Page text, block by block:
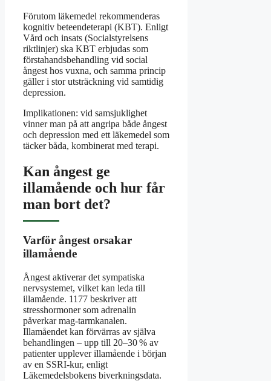
Förutom läkemedel rekommenderas
kognitiv beteendeterapi (KBT). Enligt
Vård och insats (Socialstyrelsens
riktlinjer) ska KBT erbjudas som
förstahandsbehandling vid social
ångest hos vuxna, och samma princip
gäller i stor utsträckning vid samtidig
depression.
Implikationen: vid samsjuklighet
vinner man på att angripa både ångest
och depression med ett läkemedel som
täcker båda, kombinerat med terapi.
Kan ångest ge
illamående och hur får
man bort det?
Varför ångest orsakar
illamående
Ångest aktiverar det sympatiska
nervsystemet, vilket kan leda till
illamående. 1177 beskriver att
stresshormoner som adrenalin
påverkar mag-tarmkanalen.
Illamåendet kan förvärras av själva
behandlingen – upp till 20–30 % av
patienter upplever illamående i början
av en SSRI-kur, enligt
Läkemedelsbokens biverkningsdata.